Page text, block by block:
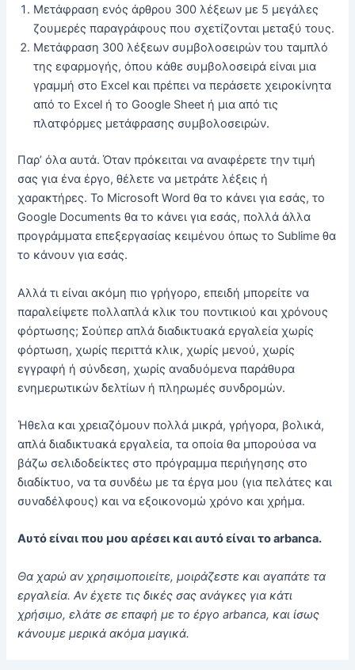
Μετάφραση ενός άρθρου 300 λέξεων με 5 μεγάλες
ζουμερές παραγράφους που σχετίζονται μεταξύ τους.
Μετάφραση 300 λέξεων συμβολοσειρών του ταμπλό
της εφαρμογής, όπου κάθε συμβολοσειρά είναι μια
γραμμή στο Excel και πρέπει να περάσετε χειροκίνητα
από το Excel ή το Google Sheet ή μια από τις
πλατφόρμες μετάφρασης συμβολοσειρών.
Παρ’ όλα αυτά. Όταν πρόκειται να αναφέρετε την τιμή
σας για ένα έργο, θέλετε να μετράτε λέξεις ή
χαρακτήρες. Το Microsoft Word θα το κάνει για εσάς, το
Google Documents θα το κάνει για εσάς, πολλά άλλα
προγράμματα επεξεργασίας κειμένου όπως το Sublime θα
το κάνουν για εσάς.
Αλλά τι είναι ακόμη πιο γρήγορο, επειδή μπορείτε να
παραλείψετε πολλαπλά κλικ του ποντικιού και χρόνους
φόρτωσης; Σούπερ απλά διαδικτυακά εργαλεία χωρίς
φόρτωση, χωρίς περιττά κλικ, χωρίς μενού, χωρίς
εγγραφή ή σύνδεση, χωρίς αναδυόμενα παράθυρα
ενημερωτικών δελτίων ή πληρωμές συνδρομών.
Ήθελα και χρειαζόμουν πολλά μικρά, γρήγορα, βολικά,
απλά διαδικτυακά εργαλεία, τα οποία θα μπορούσα να
βάζω σελιδοδείκτες στο πρόγραμμα περιήγησης στο
διαδίκτυο, να τα συνδέω με τα έργα μου (για πελάτες και
συναδέλφους) και να εξοικονομώ χρόνο και χρήμα.
Αυτό είναι που μου αρέσει και αυτό είναι το arbanca.
Θα χαρώ αν χρησιμοποιείτε, μοιράζεστε και αγαπάτε τα
εργαλεία. Αν έχετε τις δικές σας ανάγκες για κάτι
χρήσιμο, ελάτε σε επαφή με το έργο arbanca, και ίσως
κάνουμε μερικά ακόμα μαγικά.